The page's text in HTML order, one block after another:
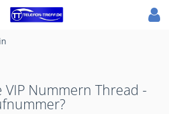
VIP Nummern Thread -